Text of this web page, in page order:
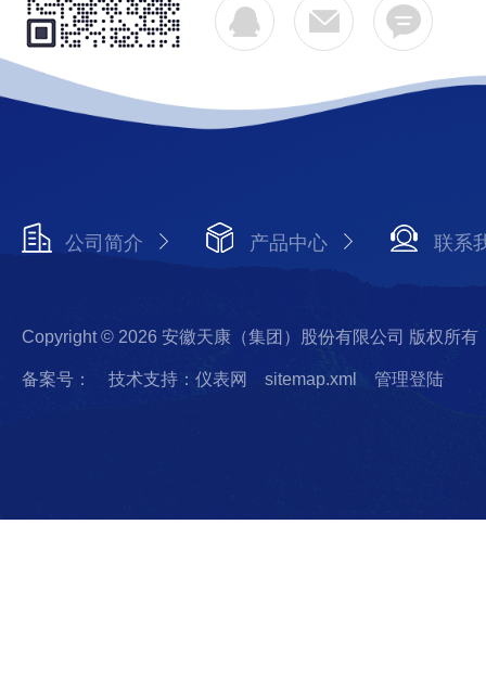
公司简介 产品中心 联系
Copyright © 2026 安徽天康（集团）股份有限公司 版权所有
备案号： 技术支持：仪表网 sitemap.xml 管理登陆